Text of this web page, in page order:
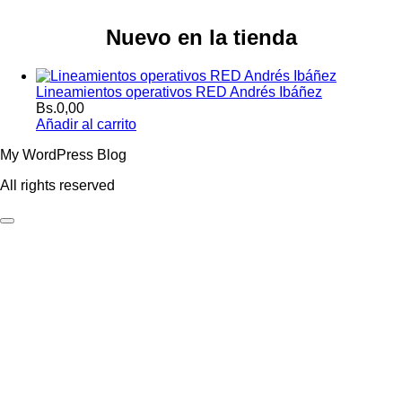
Nuevo en la tienda
Lineamientos operativos RED Andrés Ibáñez
Bs.0,00
Añadir al carrito
My WordPress Blog
All rights reserved